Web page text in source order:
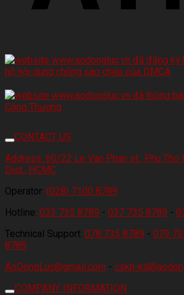
CONTACT US
Address: 60/22 Le Van Phan st., Phu Tho
Dist., HCMC
Operator: (028) 7100 8789
Hotline: 033 735 8789 - 037 735 8789 -
Technical Support: 078 735 8789 - 079
8789
AoDongLuc@gmail.com - cskh-
COMPANY INFORMATION